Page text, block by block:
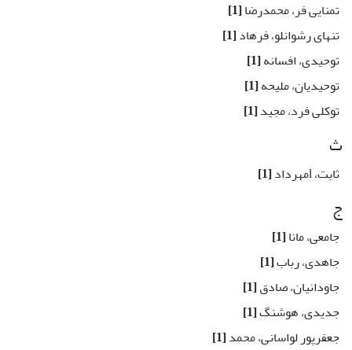
تمنایی فر، محمدرضا[1]
تنهای رشوانلو، فرهاد[1]
توحیدی، افسانه[1]
توحیدیان، ملیحه[1]
توکلی فرد، مجید[1]
ث
ثابت، lمهرداد [1]
ج
جامعی، مانا[1]
جاهدی، رباب[1]
جاودانیان، صادق[1]
جدیدی، هوشنگ[1]
جعفرپور لواسانی، محمد[1]